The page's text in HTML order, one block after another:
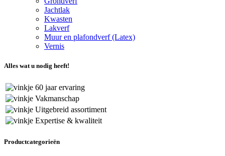
Jachtlak
Kwasten
Lakverf
Muur en plafondverf (Latex)
Vernis
Alles wat u nodig heeft!
60 jaar ervaring
Vakmanschap
Uitgebreid assortiment
Expertise & kwaliteit
Productcategorieën